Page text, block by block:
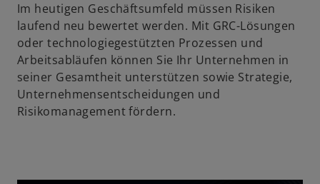
Im heutigen Geschäftsumfeld müssen Risiken
laufend neu bewertet werden. Mit GRC-Lösungen
oder technologiegestützten Prozessen und
Arbeitsabläufen können Sie Ihr Unternehmen in
seiner Gesamtheit unterstützen sowie Strategie,
Unternehmensentscheidungen und
Risikomanagement fördern.